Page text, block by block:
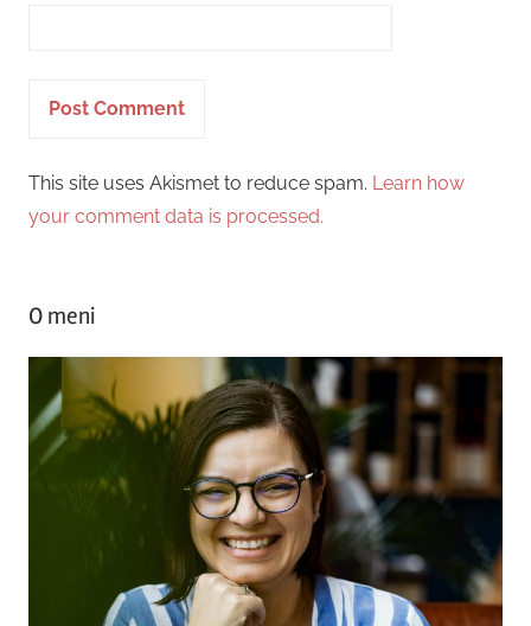
This site uses Akismet to reduce spam. Learn how
your comment data is processed.
O meni